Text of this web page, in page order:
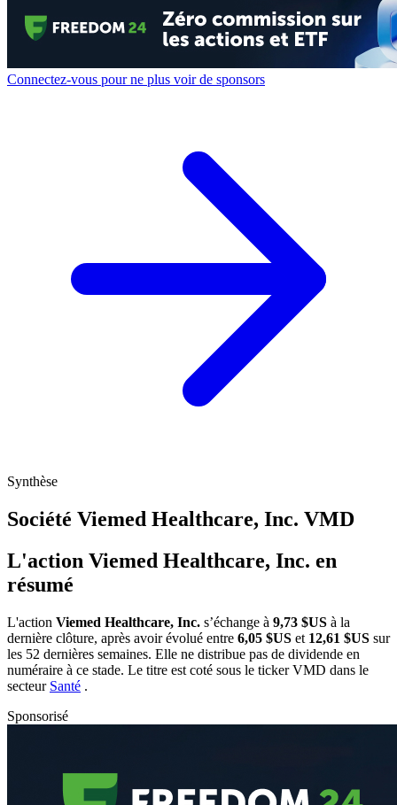
Connectez-vous pour ne plus voir de sponsors
Synthèse
Société Viemed Healthcare, Inc. VMD
L'action Viemed Healthcare, Inc. en
résumé
L'action Viemed Healthcare, Inc. s’échange à 9,73 $US à la
dernière clôture, après avoir évolué entre 6,05 $US et 12,61 $US sur
les 52 dernières semaines. Elle ne distribue pas de dividende en
numéraire à ce stade. Le titre est coté sous le tickerVMD dans le
secteur Santé .
Sponsorisé